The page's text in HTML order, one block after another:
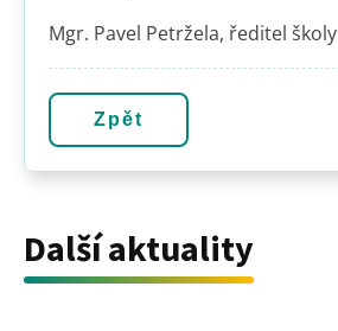
Mgr. Pavel Petržela, ředitel školy
Zpět
Další aktuality